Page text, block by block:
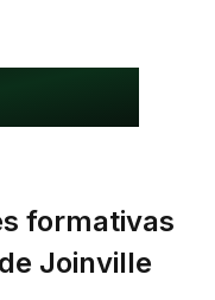
formativas
Joinville